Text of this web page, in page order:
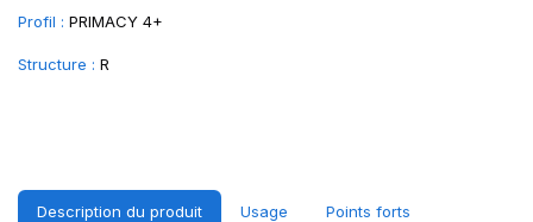
Profil : PRIMACY 4+
Structure : R
Description du produit Usage Points forts